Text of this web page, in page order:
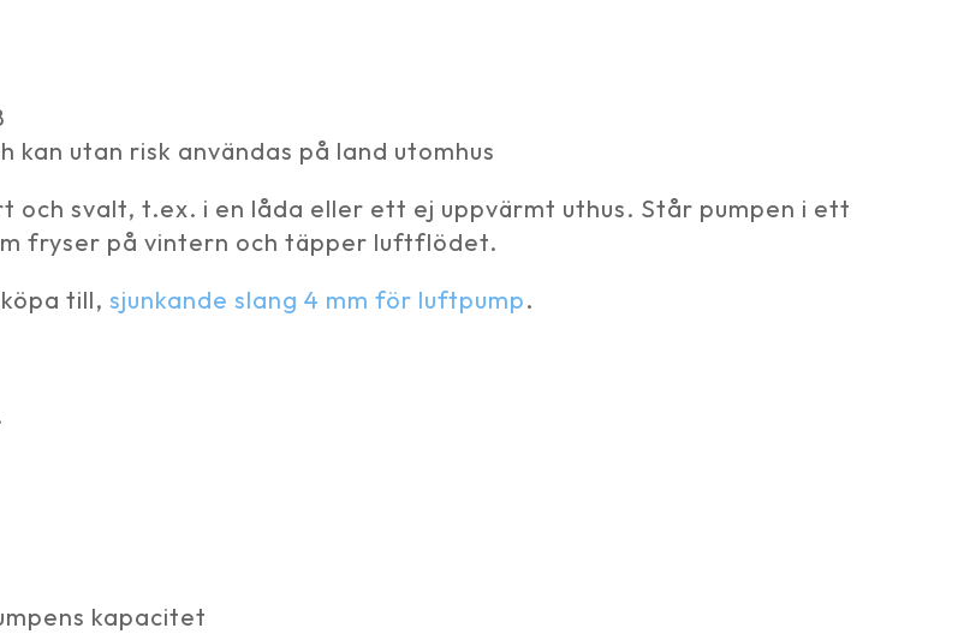
utan risk användas på land utomhus
svalt, t.ex. i en låda eller ett ej uppvärmt uthus. Står pumpen i ett
fryser på vintern och täpper luftflödet.
till, sjunkande slang 4 mm för luftpump.
kapacitet